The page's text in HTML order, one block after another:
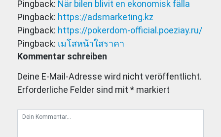
Pingback: När bilen blivit en ekonomisk fälla
Pingback: https://adsmarketing.kz
Pingback: https://pokerdom-official.poeziay.ru/
Pingback: เมโสหน้าใสราคา
Kommentar schreiben
Deine E-Mail-Adresse wird nicht veröffentlicht.
Erforderliche Felder sind mit * markiert